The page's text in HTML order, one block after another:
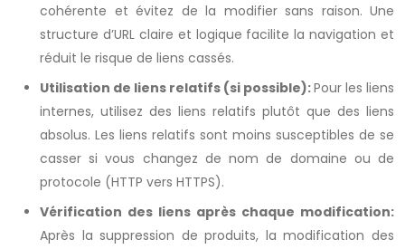
cohérente et évitez de la modifier sans raison. Une
structure d’URL claire et logique facilite la navigation et
réduit le risque de liens cassés.
Utilisation de liens relatifs (si possible):Pour les liens
internes, utilisez des liens relatifs plutôt que des liens
absolus. Les liens relatifs sont moins susceptibles de se
casser si vous changez de nom de domaine ou de
protocole (HTTP vers HTTPS).
Vérification des liens après chaque modification:
Après la suppression de produits, la modification des